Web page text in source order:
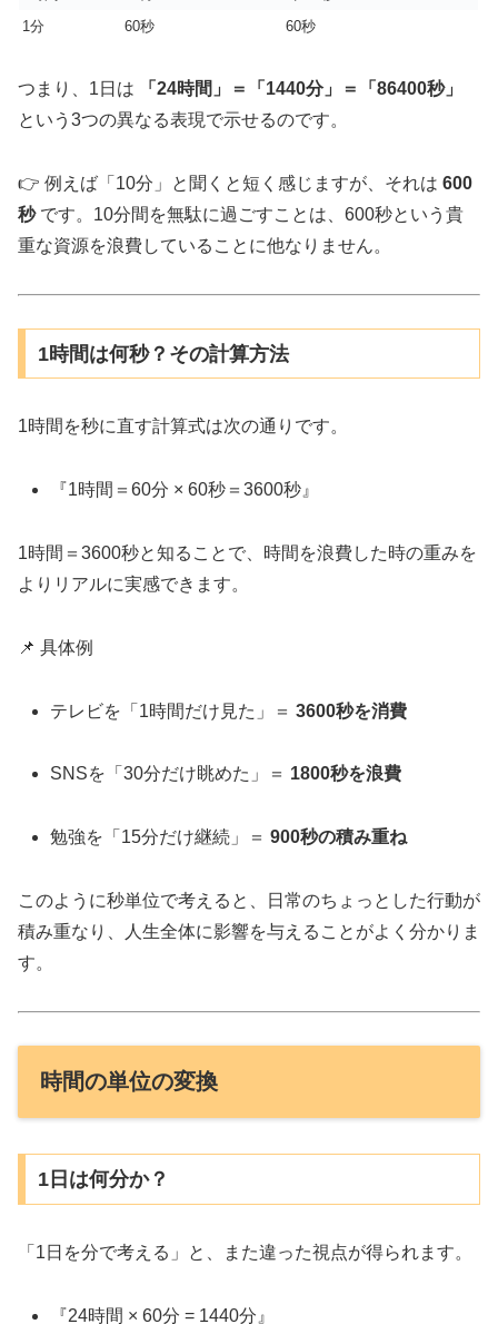
1分
60秒 60秒
つまり、1日は
「24時間」＝「1440分」＝「86400秒」
という3つの異なる表現で示せるのです。
👉 例えば「10分」と聞くと短く感じますが、それは 600
秒です。10分間を無駄に過ごすことは、600秒という貴
重な資源を浪費していることに他なりません。
1時間は何秒？その計算方法
1時間を秒に直す計算式は次の通りです。
『1時間＝60分 × 60秒＝3600秒』
1時間＝3600秒と知ることで、時間を浪費した時の重みを
よりリアルに実感できます。
📌 具体例
テレビを「1時間だけ見た」＝3600秒を消費
SNSを「30分だけ眺めた」＝ 1800秒を浪費
勉強を「15分だけ継続」＝900秒の積み重ね
このように秒単位で考えると、日常のちょっとした行動が
積み重なり、人生全体に影響を与えることがよく分かりま
す。
時間の単位の変換
1日は何分か？
「1日を分で考える」と、また違った視点が得られます。
『24時間 × 60分 = 1440分』